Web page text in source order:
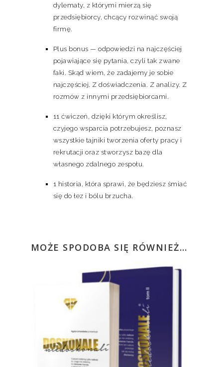
dylematy, z którymi mierzą się
przedsiębiorcy, chcący rozwinąć swoją
firmę.
Plus bonus — odpowiedzi na najczęściej
pojawiające się pytania, czyli tak zwane
faki. Skąd wiem, że zadajemy je sobie
najczęściej. Z doświadczenia. Z analizy. Z
rozmów z innymi przedsiębiorcami.
11 ćwiczeń, dzięki którym określisz,
czyjego wsparcia potrzebujesz, poznasz
wszystkie tajniki tworzenia oferty pracy i
rekrutacji oraz stworzysz bazę dla
własnego zdalnego zespołu.
1 historia, która sprawi, że będziesz śmiać
się do łez i bólu brzucha.
MOŻE SPODOBA SIĘ RÓWNIEŻ…